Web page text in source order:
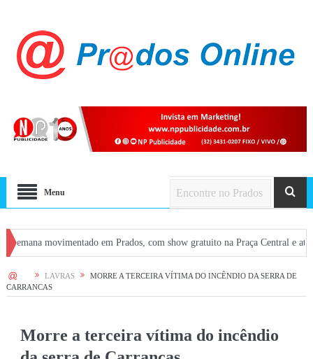
Menu
em Prados, com show gratuito na Praça Central e atrações em
HOME LAVRAS
MORRE A TERCEIRA VÍTIMA DO INCÊNDIO DA SERRA DE
CARRANCAS
Morre a terceira vítima do incêndio